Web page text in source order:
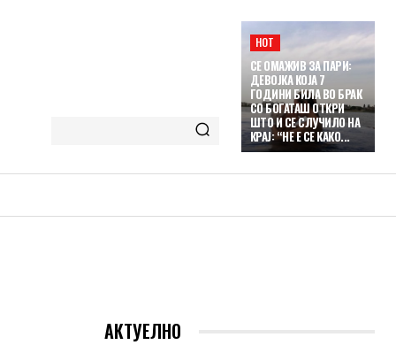
HOT
СЕ ОМАЖИВ ЗА ПАРИ:
ДЕВОЈКА КОЈА 7
ГОДИНИ БИЛА ВО БРАК
СО БОГАТАШ ОТКРИ
ШТО И СЕ СЛУЧИЛО НА
КРАЈ: “НЕ Е СЕ КАКО...
АКТУЕЛНО